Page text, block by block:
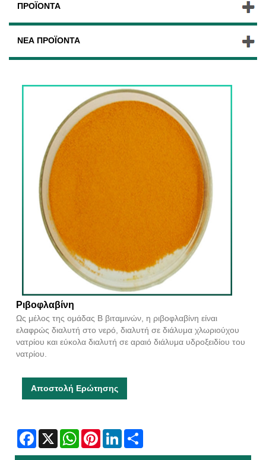
ΠΡΟΪΌΝΤΑ
ΝΈΑ ΠΡΟΪΌΝΤΑ
Ριβοφλαβίνη
Ως μέλος της ομάδας Β βιταμινών, η ριβοφλαβίνη είναι
ελαφρώς διαλυτή στο νερό, διαλυτή σε διάλυμα χλωριούχου
νατρίου και εύκολα διαλυτή σε αραιό διάλυμα υδροξειδίου του
νατρίου.
Αποστολή Ερώτησης
Facebook
X WhatsAppPinterestLinkedIn